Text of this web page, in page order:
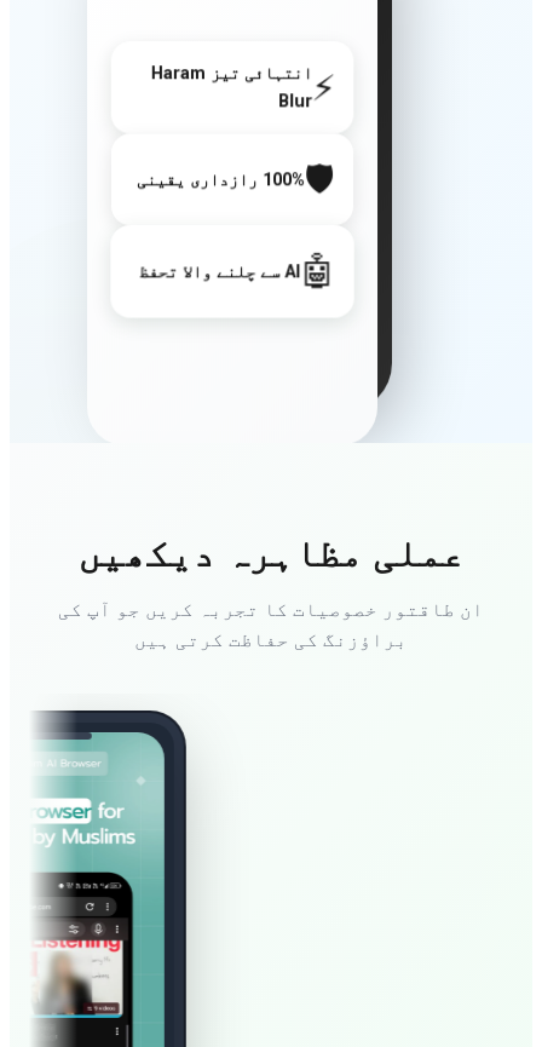
Blur
100% رازداری یقینی
AI سے چلنے والا تحفظ
عملی مظاہرہ دیکھیں
ان طاقتور خصوصیات کا تجربہ کریں جو آپ کی
براؤزنگ کی حفاظت کرتی ہیں